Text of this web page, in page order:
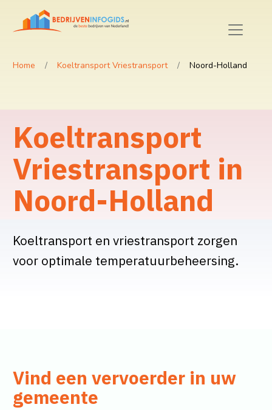
Home Koeltransport Vriestransport Noord-Holland
Koeltransport
Vriestransport in
Noord-Holland
Koeltransport en vriestransport zorgen
voor optimale temperatuurbeheersing.
Vind een vervoerder in uw
gemeente